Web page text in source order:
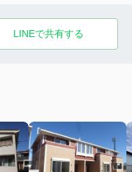
LINEで共有する